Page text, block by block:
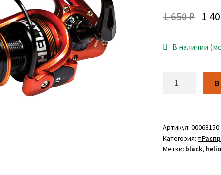
1 650₽ 1
В наличии
В
Артикул:00068150
Категория:
Метки: black,